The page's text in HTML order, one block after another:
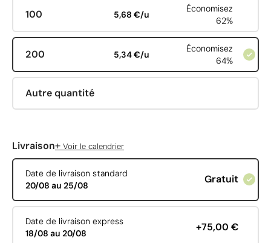
100 5,68 €/u
Économisez
62%
200 5,34 €/u
Économisez
64%
Autre quantité
Livraison+ Voir le calendrier
Date de livraison standard
20/08 au 25/08
Gratuit
Date de livraison express
18/08 au 20/08
+75,00 €